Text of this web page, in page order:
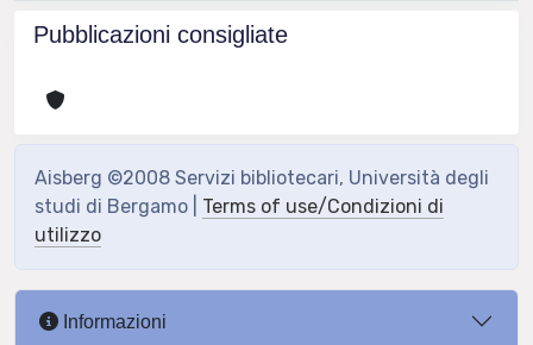
Pubblicazioni consigliate
Aisberg ©2008 Servizi bibliotecari, Università degli
studi di Bergamo | Terms of use/Condizioni di
utilizzo
Informazioni